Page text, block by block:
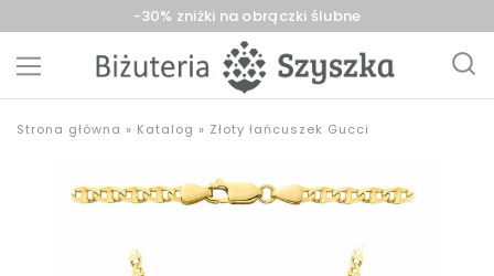
-30% zniżki na obrączki ślubne
Szyszka
Wola,
Łask
z
srebrną,
pozłacaną,
Strona główna » Katalog » Złoty łańcuszek Gucci